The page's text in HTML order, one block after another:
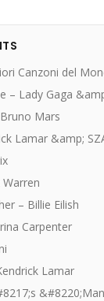
Canzoni del
– Lady Gaga
Mars
Lamar &amp;
Warren
– Billie Eilish
Carpenter
Lamar